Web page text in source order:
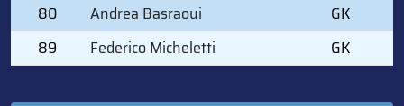
80 Andrea Basraoui
GK
89
Federico Micheletti GK